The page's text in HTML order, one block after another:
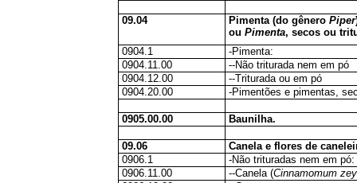
09.04 Pimenta (do gênero Piper
ou Pimenta, secos ou
0904.1
-Pimenta:
0904.11.00
--Não triturada nem em pó
0904.12.00
--Triturada ou em pó
0904.20.00
-Pimentões e pimentas,
0905.00.00 Baunilha.
09.06
Canela e flores de
0906.1
-Não trituradas nem em pó:
0906.11.00
--Canela (Cinnamomum